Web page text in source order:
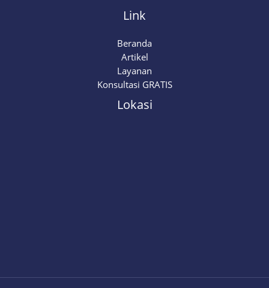
Link
Beranda
Artikel
Layanan
Konsultasi GRATIS
Lokasi